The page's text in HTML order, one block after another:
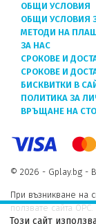
ОБЩИ УСЛОВИЯ
ОБЩИ УСЛОВИЯ
МЕТОДИ НА
ЗА НАС
СРОКОВЕ И
СРОКОВЕ И
БИСКВИТКИ В
ПОЛИТИКА ЗА
ВРЪЩАНЕ НА
© 2026 - Gplay.bg -
При възникване на
ползвате сайта ОРС.
Този сайт